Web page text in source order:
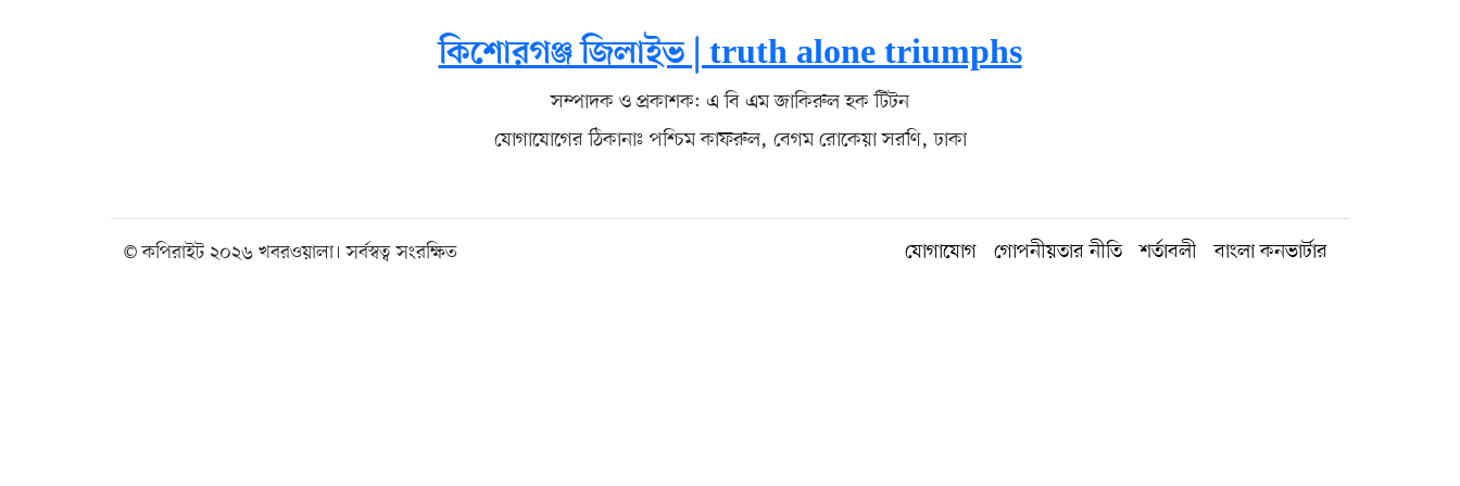
কিশোরগঞ্জ জিলাইভ | truth alone triumphs
সম্পাদক ও প্রকাশক: এ বি এম জাকিরুল হক টিটন
যোগাযোগের ঠিকানাঃ পশ্চিম কাফরুল, বেগম রোকেয়া সরণি, ঢাকা
© কপিরাইট ২০২৬ খবরওয়ালা। সর্বস্বত্ব সংরক্ষিত যোগাযোগ গোপনীয়তার নীতি শর্তাবলী বাংলা কনভার্টার